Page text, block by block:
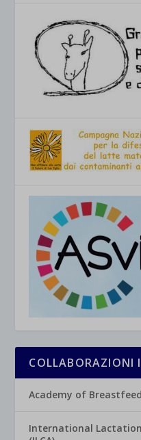
COLLABORAZIONI
Academy of
International